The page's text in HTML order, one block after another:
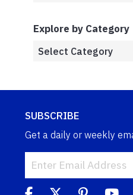
Explore by Category
SUBSCRIBE
Get a daily or weekly